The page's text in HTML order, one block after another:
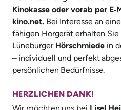
Kinokasse oder vorab per
kino.net. Bei Interesse an
fähigen Hörgerät erhalten
Lüneburger Hörschmiede in
– individuell und perfekt
persönlichen Bedürfnisse.
HERZLICHEN DANK!